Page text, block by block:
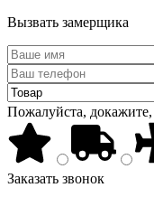
Вызвать замерщика
Пожалуйста,
Заказать звонок